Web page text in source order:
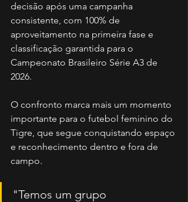
decisão após uma campanha
consistente, com 100% de
aproveitamento na primeira fase e
classificação garantida para o
Campeonato Brasileiro Série A3 de
2026.
O confronto marca mais um momento
importante para o futebol feminino do
Tigre, que segue conquistando espaço
e reconhecimento dentro e fora de
campo.
"Temos um grupo